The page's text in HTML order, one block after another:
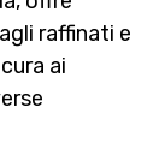
raffinati e
ai